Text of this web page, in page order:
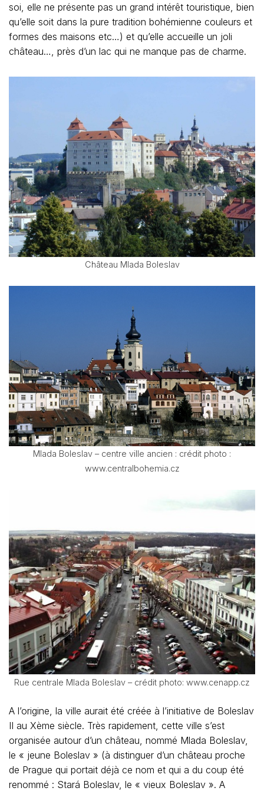
soi, elle ne présente pas un grand intérêt touristique, bien
qu’elle soit dans la pure tradition bohémienne couleurs et
formes des maisons etc…) et qu’elle accueille un joli
château…, près d’un lac qui ne manque pas de charme.
Château Mlada Boleslav
Mlada Boleslav – centre ville ancien : crédit photo :
www.centralbohemia.cz
Rue centrale Mlada Boleslav – crédit photo: www.cenapp.cz
A l’origine, la ville aurait été créée à l’initiative de Boleslav
II au Xème siècle. Très rapidement, cette ville s’est
organisée autour d’un château, nommé Mlada Boleslav,
le « jeune Boleslav » (à distinguer d’un château proche
de Prague qui portait déjà ce nom et qui a du coup été
renommé : Stará Boleslav, le « vieux Boleslav ». A